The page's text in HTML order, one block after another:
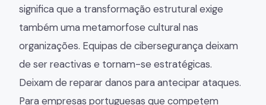
significa que a transformação estrutural exige
também uma metamorfose cultural nas
organizações. Equipas de cibersegurança deixam
de ser reactivas e tornam-se estratégicas.
Deixam de reparar danos para antecipar ataques.
Para empresas portuguesas que competem